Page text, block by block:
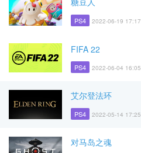
PS4 2022-06-19 17:17
FIFA 22
PS4 2022-06-04 16:05
艾尔登法环
PS4 2022-05-14 17:25
对马岛之魂